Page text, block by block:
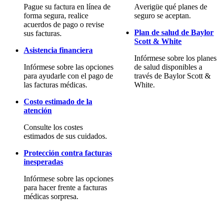
Pague su factura en línea de
forma segura, realice
acuerdos de pago o revise
sus facturas.
Asistencia financiera
Infórmese sobre las opciones
para ayudarle con el pago de
las facturas médicas.
Costo estimado de la
atención
Consulte los costes
estimados de sus cuidados.
Protección contra facturas
inesperadas
Infórmese sobre las opciones
para hacer frente a facturas
médicas sorpresa.
Averigüe qué planes de
seguro se aceptan.
Plan de salud de Baylor
Scott & White
Infórmese sobre los planes
de salud disponibles a
través de Baylor Scott &
White.